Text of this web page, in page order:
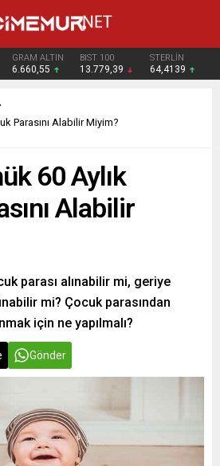
GRAM ALTIN
6.660,55
BIST 100
13.779,39
STERLİN
64,4139
Parasını Alabilir Miyim?
60 Aylık
Alabilir
parası alınabilir mi, geriye
mi? Çocuk parasından
için ne yapılmalı?
Gönder